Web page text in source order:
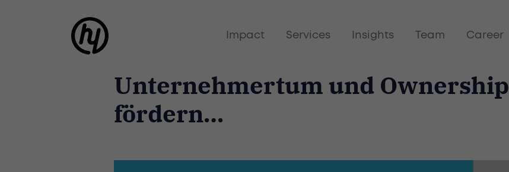
Impact Services Insights Team Career
Unternehmertum und Ownership
fördern…